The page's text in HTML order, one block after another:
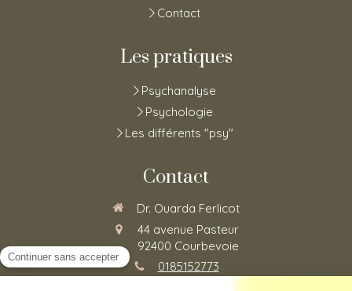
Contact
Les pratiques
Psychanalyse
Psychologie
Les différents "psy"
Contact
Dr. Ouarda Ferlicot
44 avenue Pasteur
92400 Courbevoie
0185152773